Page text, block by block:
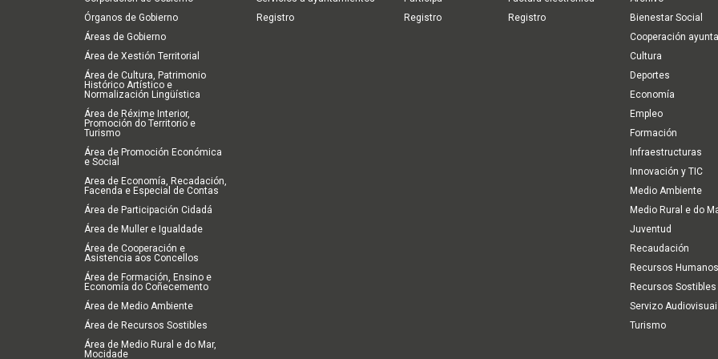
Órganos de Gobierno
Áreas de Gobierno
Área de Xestión Territorial
Área de Cultura, Patrimonio
Histórico Artístico e
Normalización Lingüística
Área de Réxime Interior,
Promoción do Territorio e
Turismo
Área de Promoción Económica
e Social
Area de Economía, Recadación,
Facenda e Especial de Contas
Área de Participación Cidadá
Área de Muller e Igualdade
Área de Cooperación e
Asistencia aos Concellos
Área de Formación, Ensino e
Economía do Coñecemento
Área de Medio Ambiente
Área de Recursos Sostibles
Área de Medio Rural e do Mar,
Mocidade
Registro
Registro
Registro
Bienestar Social
Cooperación
Cultura
Deportes
Economía
Empleo
Formación
Infraestructuras
Innovación y TIC
Medio Ambiente
Medio Rural e do
Juventud
Recaudación
Recursos Humanos
Recursos Sostibles
Servizo
Turismo